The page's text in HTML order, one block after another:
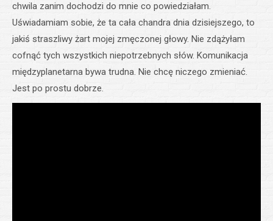
chwila zanim dochodzi do mnie co powiedziałam.
Uświadamiam sobie, że ta cała chandra dnia dzisiejszego, to
jakiś straszliwy żart mojej zmęczonej głowy. Nie zdążyłam
cofnąć tych wszystkich niepotrzebnych słów. Komunikacja
międzyplanetarna bywa trudna. Nie chcę niczego zmieniać.
Jest po prostu dobrze.